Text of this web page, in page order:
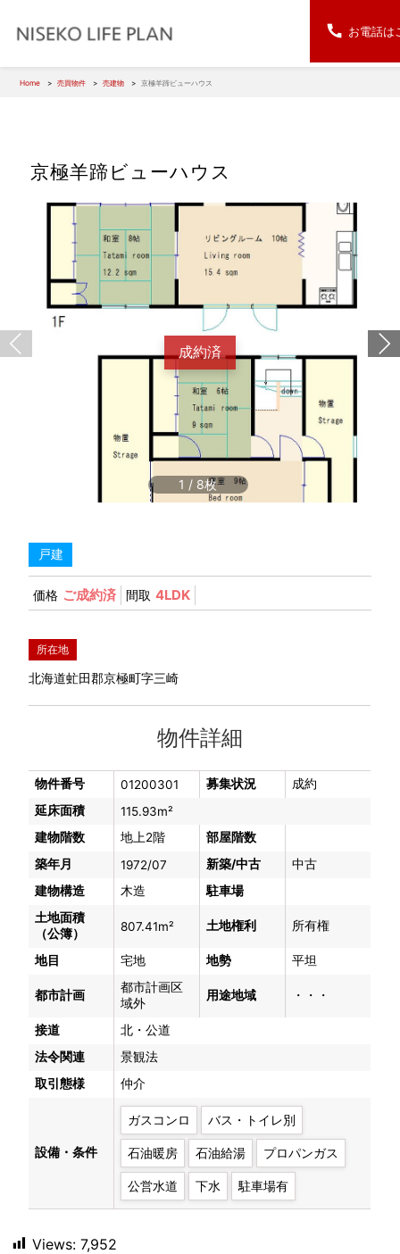
Home 売買物件 売建物 京極羊蹄ビューハウス
京極羊蹄ビューハウス
成約済
1 / 8
戸建
価格 ご成約済 間取 4LDK
所在地
北海道虻田郡京極町字三崎
物件詳細
物件番号 01200301 募集状況
成約
延床面積
115.93m²
建物階数
地上2階
部屋階数
築年月
1972/07 新築/中古
中古
建物構造
木造
駐車場
土地面積
（公簿）
807.41m² 土地権利 所有権
地目 宅地 地勢 平坦
都市計画
都市計画区
域外
用途地域 ・・・
接道
北・公道
法令関連
景観法
取引態様
仲介
設備・条件
ガスコンロ バス・トイレ別
石油暖房 石油給湯 プロパンガス
公営水道 下水 駐車場有
Views: 7,952
お電話は